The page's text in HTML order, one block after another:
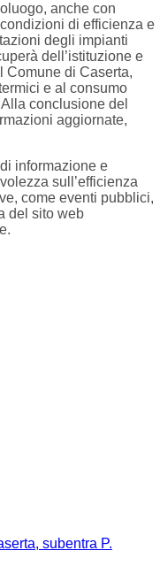
anche con
di efficienza e
degli impianti
dell’istituzione e
Comune di Caserta,
e al consumo
conclusione del
aggiornate,
informazione e
sull’efficienza
come eventi pubblici,
del sito web
subentra P.